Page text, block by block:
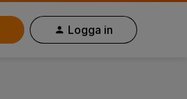
Logga in